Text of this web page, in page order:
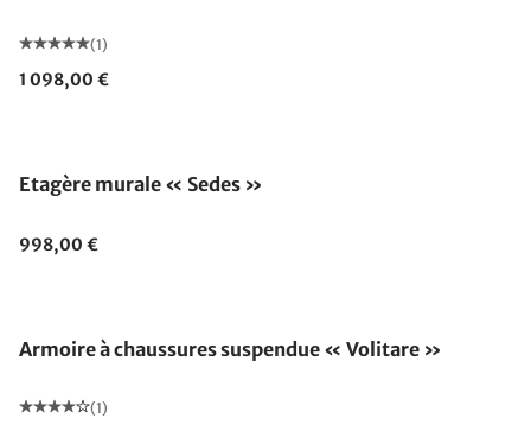
(1)
1 098,00 €
Etagère murale « Sedes »
998,00 €
Armoire à chaussures suspendue « Volitare »
(1)